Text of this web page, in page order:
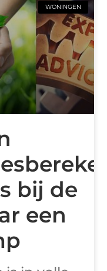
WONINGEN
bij de
een